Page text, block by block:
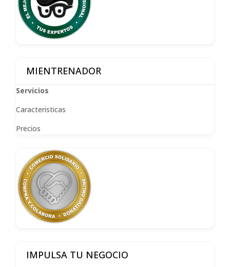
MIENTRENADOR
Servicios
Caracteristicas
Precios
IMPULSA TU NEGOCIO